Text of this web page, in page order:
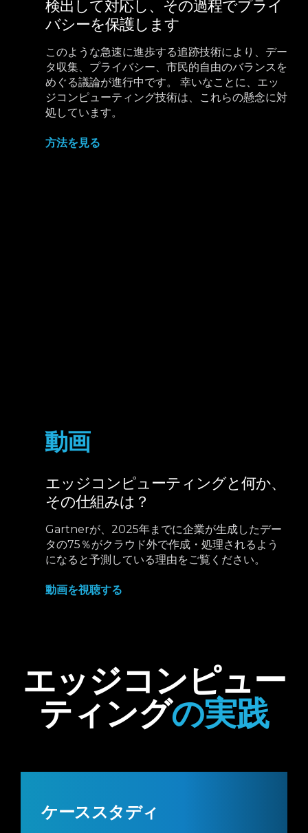
検出して対応し、その過程でプライ
バシーを保護します
このような急速に進歩する追跡技術により、デー
タ収集、プライバシー、市民的自由のバランスを
めぐる議論が進行中です。 幸いなことに、エッ
ジコンピューティング技術は、これらの懸念に対
処しています。
方法を見る
動画
エッジコンピューティングと何か、
その仕組みは？
Gartnerが、2025年までに企業が生成したデー
タの75％がクラウド外で作成・処理されるよう
になると予測している理由をご覧ください。
動画を視聴する
エッジコンピュー
ティングの実践
ケーススタディ